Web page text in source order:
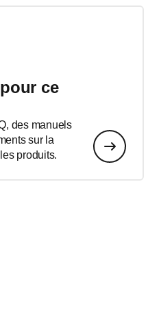
ce
des manuels
sur la
produits.